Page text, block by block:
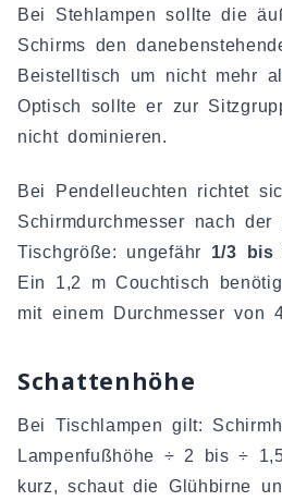
Bei Stehlampen sollte die
Schirms den
Beistelltisch um nicht mehr
Optisch sollte er zur
nicht dominieren.
Bei Pendelleuchten richtet
Schirmdurchmesser nach der
Tischgröße: ungefähr 1/3 bis
Ein 1,2 m Couchtisch
mit einem Durchmesser von
Schattenhöhe
Bei Tischlampen gilt:
Lampenfußhöhe ÷ 2 bis ÷
kurz, schaut die Glühbirne